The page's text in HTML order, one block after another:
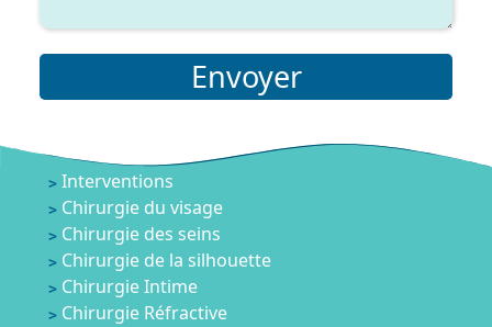
Envoyer
Interventions
Chirurgie du visage
Chirurgie des seins
Chirurgie de la silhouette
Chirurgie Intime
Chirurgie Réfractive